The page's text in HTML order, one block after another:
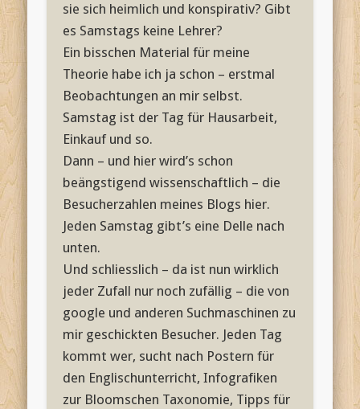
sie sich heimlich und konspirativ? Gibt
es Samstags keine Lehrer?
Ein bisschen Material für meine
Theorie habe ich ja schon – erstmal
Beobachtungen an mir selbst.
Samstag ist der Tag für Hausarbeit,
Einkauf und so.
Dann – und hier wird’s schon
beängstigend wissenschaftlich – die
Besucherzahlen meines Blogs hier.
Jeden Samstag gibt’s eine Delle nach
unten.
Und schliesslich – da ist nun wirklich
jeder Zufall nur noch zufällig – die von
google und anderen Suchmaschinen zu
mir geschickten Besucher. Jeden Tag
kommt wer, sucht nach Postern für
den Englischunterricht, Infografiken
zur Bloomschen Taxonomie, Tipps für